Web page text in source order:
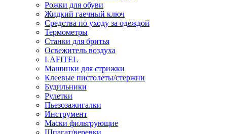
Рожки для обуви
Жидкий гаечный ключ
Средства по уходу за одеждой
Термометры
Станки для бритья
Освежитель воздуха
LAFITEL
Машинки для стрижки
Клеевые пистолеты/стержни
Будильники
Рулетки
Пьезозажигалки
Инструмент
Маски фильтрующие
Шпагат/веревки